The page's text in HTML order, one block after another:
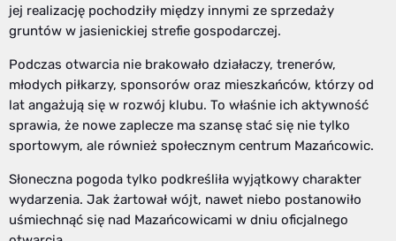
jej realizację pochodziły między innymi ze sprzedaży
gruntów w jasienickiej strefie gospodarczej.
Podczas otwarcia nie brakowało działaczy, trenerów,
młodych piłkarzy, sponsorów oraz mieszkańców, którzy od
lat angażują się w rozwój klubu. To właśnie ich aktywność
sprawia, że nowe zaplecze ma szansę stać się nie tylko
sportowym, ale również społecznym centrum Mazańcowic.
Słoneczna pogoda tylko podkreśliła wyjątkowy charakter
wydarzenia. Jak żartował wójt, nawet niebo postanowiło
uśmiechnąć się nad Mazańcowicami w dniu oficjalnego